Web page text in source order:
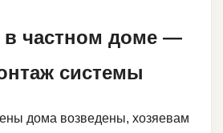
в частном доме —
системы
дома возведены, хозяевам